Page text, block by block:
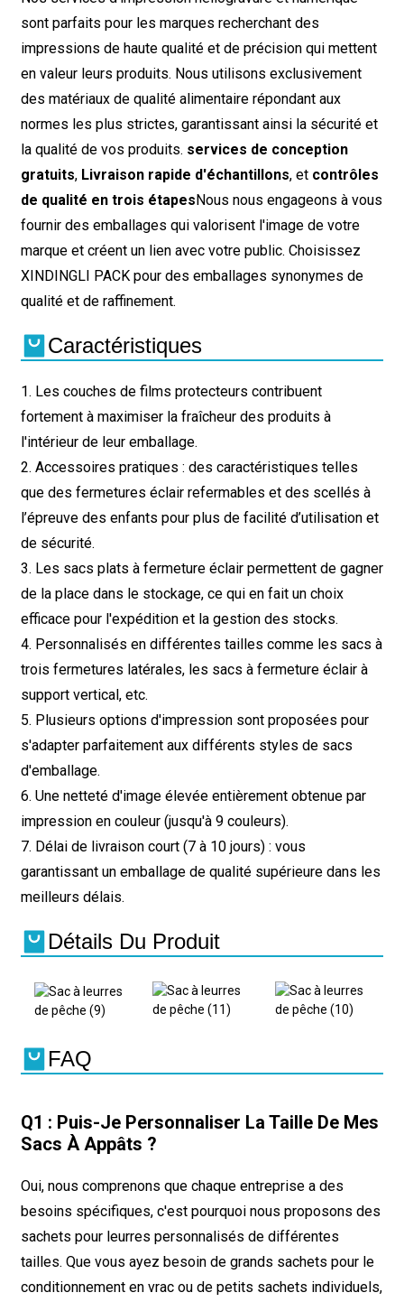
sont parfaits pour les marques recherchant des
impressions de haute qualité et de précision qui mettent
en valeur leurs produits. Nous utilisons exclusivement
des matériaux de qualité alimentaire répondant aux
normes les plus strictes, garantissant ainsi la sécurité et
la qualité de vos produits. services de conception
gratuits, Livraison rapide d'échantillons, etcontrôles
de qualité en trois étapesNous nous engageons à vous
fournir des emballages qui valorisent l'image de votre
marque et créent un lien avec votre public. Choisissez
XINDINGLI PACK pour des emballages synonymes de
qualité et de raffinement.
Caractéristiques
1. Les couches de films protecteurs contribuent
fortement à maximiser la fraîcheur des produits à
l'intérieur de leur emballage.
2. Accessoires pratiques : des caractéristiques telles
que des fermetures éclair refermables et des scellés à
l’épreuve des enfants pour plus de facilité d’utilisation et
de sécurité.
3. Les sacs plats à fermeture éclair permettent de gagner
de la place dans le stockage, ce qui en fait un choix
efficace pour l'expédition et la gestion des stocks.
4. Personnalisés en différentes tailles comme les sacs à
trois fermetures latérales, les sacs à fermeture éclair à
support vertical, etc.
5. Plusieurs options d'impression sont proposées pour
s'adapter parfaitement aux différents styles de sacs
d'emballage.
6. Une netteté d'image élevée entièrement obtenue par
impression en couleur (jusqu'à 9 couleurs).
7. Délai de livraison court (7 à 10 jours) : vous
garantissant un emballage de qualité supérieure dans les
meilleurs délais.
Détails Du Produit
FAQ
Q1 : Puis-Je Personnaliser La Taille De Mes
Sacs À Appâts ?
Oui, nous comprenons que chaque entreprise a des
besoins spécifiques, c'est pourquoi nous proposons des
sachets pour leurres personnalisés de différentes
tailles. Que vous ayez besoin de grands sachets pour le
conditionnement en vrac ou de petits sachets individuels,